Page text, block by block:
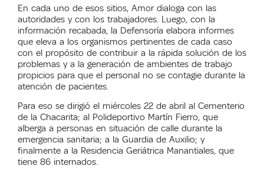
En cada uno de esos sitios, Amor dialoga con las
autoridades y con los trabajadores. Luego, con la
información recabada, la Defensoría elabora informes
que eleva a los organismos pertinentes de cada caso
con el propósito de contribuir a la rápida solución de los
problemas y a la generación de ambientes de trabajo
propicios para que el personal no se contagie durante la
atención de pacientes.
Para eso se dirigió el miércoles 22 de abril al Cementerio
de la Chacarita; al Polideportivo Martín Fierro, que
alberga a personas en situación de calle durante la
emergencia sanitaria; a la Guardia de Auxilio; y
finalmente a la Residencia Geriátrica Manantiales, que
tiene 86 internados.